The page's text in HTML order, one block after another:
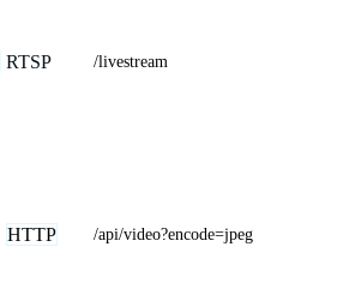
RTSP /livestream
HTTP /api/video?encode=jpeg